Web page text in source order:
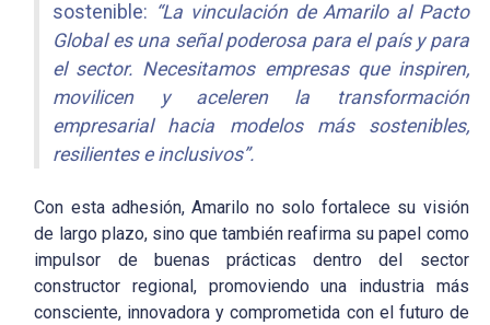
sostenible: “La vinculación de Amarilo al Pacto
Global es una señal poderosa para el país y para
el sector. Necesitamos empresas que inspiren,
movilicen y aceleren la transformación
empresarial hacia modelos más sostenibles,
resilientes e inclusivos”.
Con esta adhesión, Amarilo no solo fortalece su visión
de largo plazo, sino que también reafirma su papel como
impulsor de buenas prácticas dentro del sector
constructor regional, promoviendo una industria más
consciente, innovadora y comprometida con el futuro de